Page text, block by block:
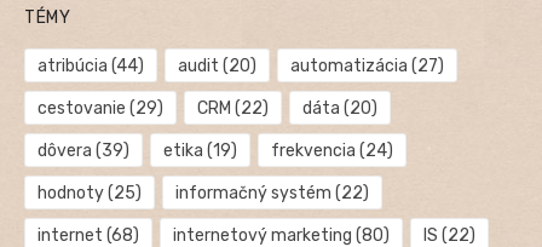
TÉMY
atribúcia (44) audit (20) automatizácia (27)
cestovanie (29) CRM (22) dáta (20)
dôvera (39) etika (19) frekvencia (24)
hodnoty(25) informačný systém (22)
internet (68) internetový marketing (80) IS (22)